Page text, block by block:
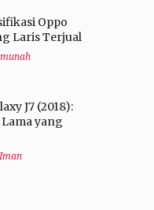
Oppo
Laris Terjual
J7 (2018):
yang